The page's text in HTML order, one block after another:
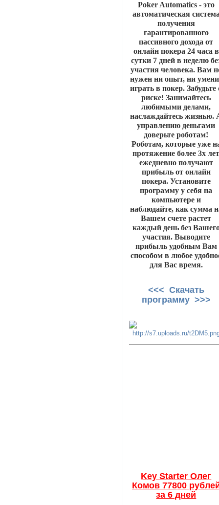
Poker Automatics - это
автоматическая
получения
гарантированного
пассивного дохода от
онлайн покера 24 часа в
сутки 7 дней в неделю
участия человека. Вам
нужен ни опыт, ни
играть в покер. Забудьте
риске! Занимайтесь
любимыми делами,
наслаждайтесь жизнью.
управлению деньгами
доверьте роботам!
Роботам, которые уже
протяжение более 3х
ежедневно получают
прибыль от онлайн
покера. Установите
программу у себя на
компьютере и
наблюдайте, как сумма
Вашем счете растет
каждый день без
участия. Выводите
прибыль удобным Вам
способом в любое
для Вас время.
<<< Скачать
программу >>>
Key Starter Олег
Комов 77800
за 6 дней